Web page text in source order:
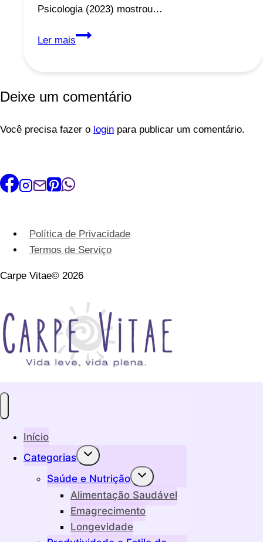
Psicologia (2023) mostrou…
Ler mais
A
Não:
Definir
Deixe um comentário
Você precisa fazer o login para publicar um comentário.
Política de Privacidade
Termos de Serviço
Carpe Vitae© 2026
Início
Categorias
Alternar
menu
Saúde e Nutrição
Alternar
menu
filho
Alimentação Saudável
Emagrecimento
Longevidade